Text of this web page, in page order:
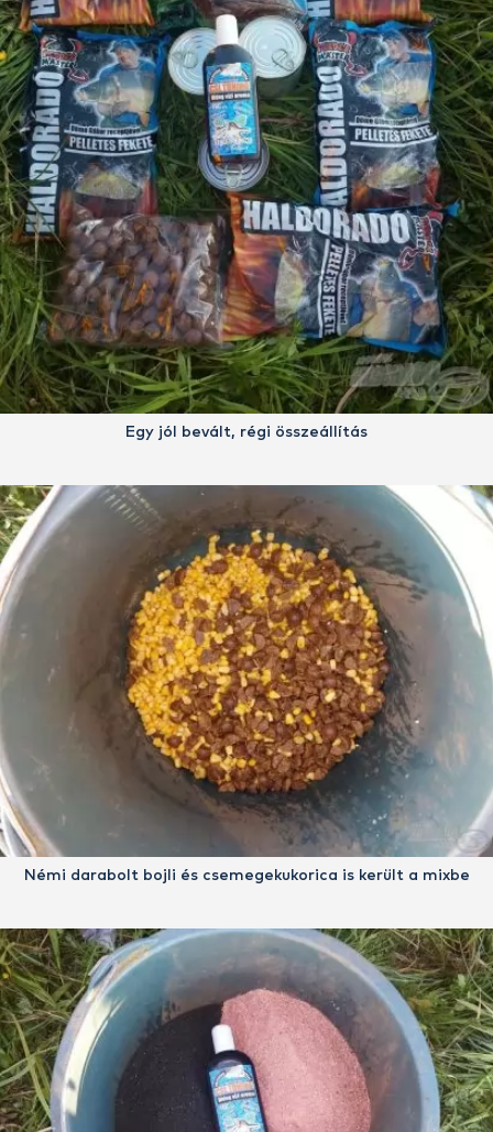
Egy jól bevált, régi összeállítás
Némi darabolt bojli és csemegekukorica is került a mixbe